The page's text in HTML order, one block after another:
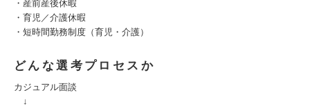
・産前産後休暇
・育児／介護休暇
・短時間勤務制度（育児・介護）
どんな選考プロセスか
カジュアル面談
↓